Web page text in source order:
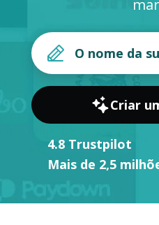
Criar
4.8 Trustpilot
Mais de 2,5